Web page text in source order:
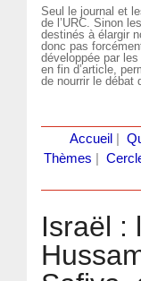
Seul le journal et
de l’URC. Sinon
destinés à élargir
donc pas
développée par
en fin d’article,
de nourrir le débat
Accueil
Thèmes
Israël :